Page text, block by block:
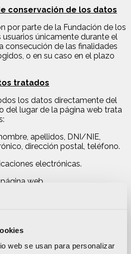
web se usan para personalizar
conservación de los datos
por parte de la Fundación de los
únicamente durante el
consecución de las finalidades
o en su caso en el plazo
tratados
los datos directamente del
del lugar de la página web trata
apellidos, DNI/NIE,
dirección postal, teléfono.
electrónicas.
web.
sus distintos formularios
a suministrarlos
la prestación de los servicios
no se indique nada sobre la